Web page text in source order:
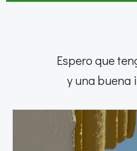
Espero que
y una buena